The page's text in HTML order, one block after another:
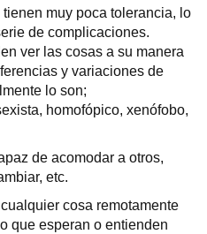
muy poca tolerancia, lo
de complicaciones.
ver las cosas a su manera
y variaciones de
lo son;
homofópico, xenófobo,
de acomodar a otros,
etc.
cosa remotamente
que esperan o entienden